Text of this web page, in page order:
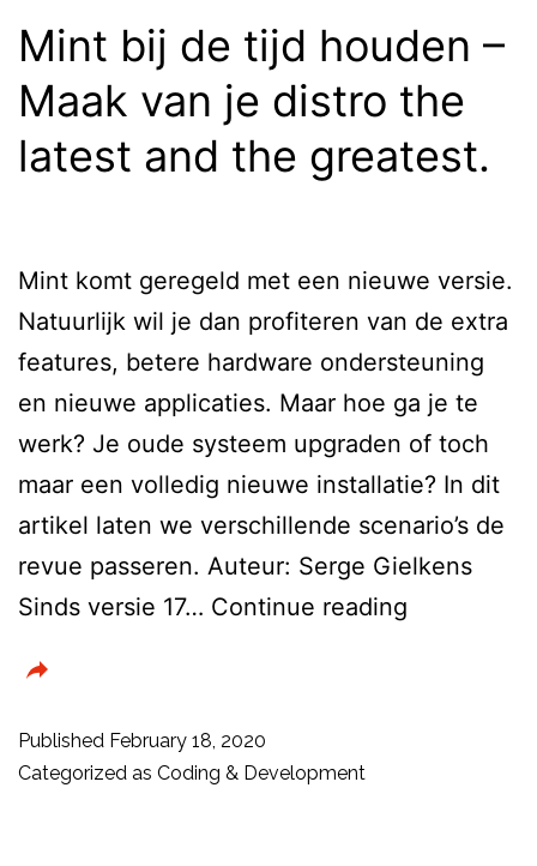
AR
Web
NFC
Mint bij de tijd houden –
Maak van je distro the
latest and the greatest.
Mint komt geregeld met een nieuwe versie.
Natuurlijk wil je dan profiteren van de extra
features, betere hardware ondersteuning
en nieuwe applicaties. Maar hoe ga je te
werk? Je oude systeem upgraden of toch
maar een volledig nieuwe installatie? In dit
artikel laten we verschillende scenario’s de
revue passeren. Auteur: Serge Gielkens
Sinds versie 17… Continue reading
Published February 18, 2020
Categorized as Coding & Development